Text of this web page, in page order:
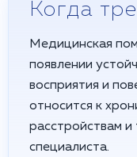
Когда
Медицинская
появлении
восприятия и
относится к
расстройствам
специалиста.